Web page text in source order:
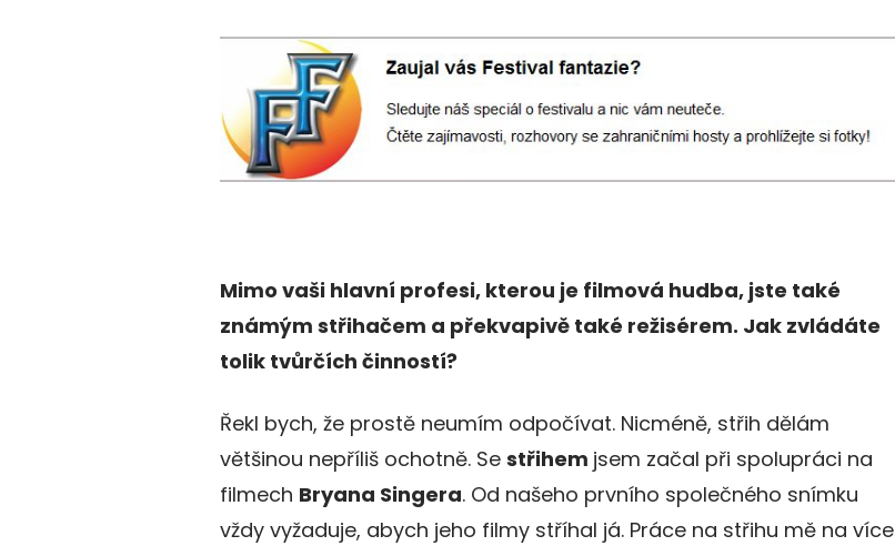
Mimo vaši hlavní profesi, kterou je filmová hudba, jste také
známým střihačem a překvapivě také režisérem. Jak zvládáte
tolik tvůrčích činností?
Řekl bych, že prostě neumím odpočívat. Nicméně, střih dělám
většinou nepříliš ochotně. Se střihem jsem začal při spolupráci na
filmech Bryana Singera. Od našeho prvního společného snímku
vždy vyžaduje, abych jeho filmy stříhal já. Práce na střihu mě na více